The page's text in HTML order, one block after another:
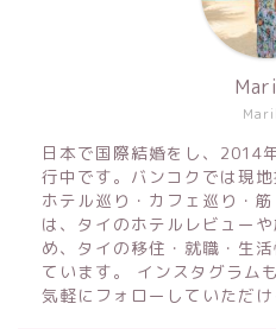
日本で国際結婚をし、2014
行中です。バンコクでは現
ホテル巡り・カフェ巡り・
は、タイのホテルレビュー
め、タイの移住・就職・生
ています。 インスタグラム
気軽にフォローしていただけ